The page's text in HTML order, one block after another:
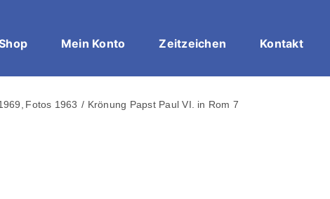
Mein Konto Zeitzeichen Kontakt
Fotos 1963 Krönung Papst Paul VI. in Rom 7